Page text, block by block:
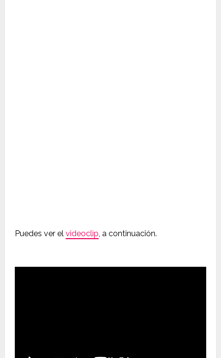
Puedes ver el videoclip, a continuación.